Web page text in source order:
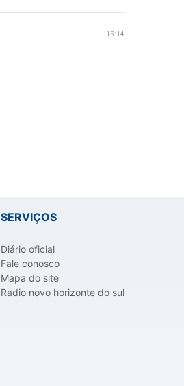
15:14
SERVIÇOS
Diário oficial
Fale conosco
Mapa do site
Radio novo horizonte do sul